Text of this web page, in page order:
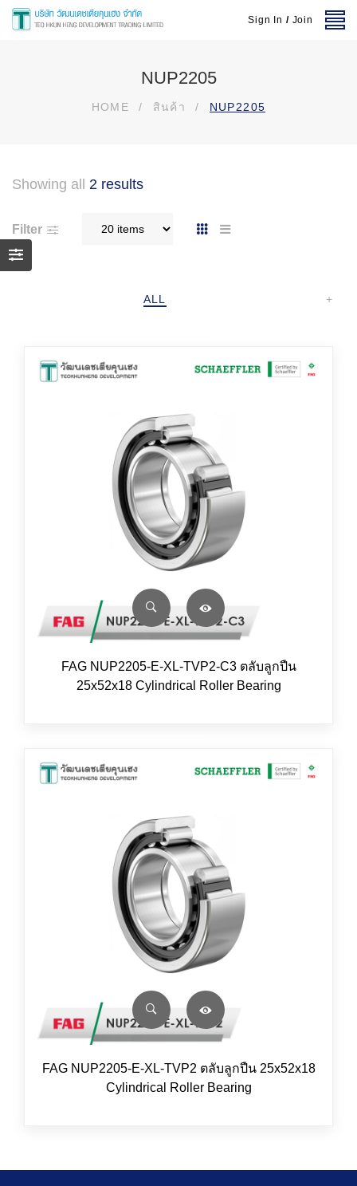
Sign In / Join
NUP2205
HOME / สินค้า / NUP2205
Showing all 2 results
Filter
ALL +
FAG NUP2205-E-XL-TVP2-C3 ตลับลูกปืน
25x52x18 Cylindrical Roller Bearing
FAG NUP2205-E-XL-TVP2 ตลับลูกปืน 25x52x18
Cylindrical Roller Bearing